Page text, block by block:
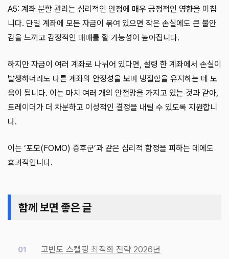
A5: 계좌 분할 관리는 심리적인 안정에 매우 긍정적인 영향을 미칩
니다. 단일 계좌에 모든 자금이 묶여 있으면 작은 손실에도 큰 불안
감을 느끼고 감정적인 매매를 할 가능성이 높아집니다.
하지만 자금이 여러 계좌로 나뉘어 있다면, 설령 한 계좌에서 손실이
발생하더라도 다른 계좌의 안정성을 보며 냉철함을 유지하는 데 도
움이 됩니다. 이는 마치 여러 개의 안전망을 가지고 있는 것과 같아,
트레이더가 더 차분하고 이성적인 결정을 내릴 수 있도록 지원합니
다.
이는 ‘포모(FOMO) 증후군’과 같은 심리적 함정을 피하는 데에도
효과적입니다.
함께 보면 좋은 글
고빈도 스캘핑 최적화 전략 2026년